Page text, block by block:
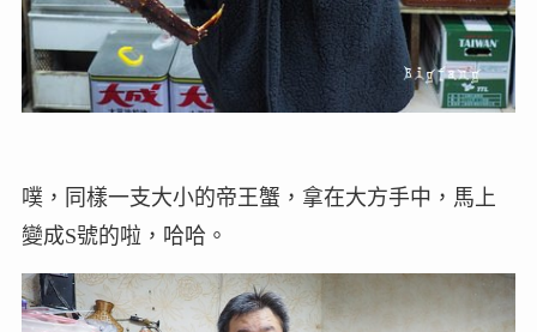
噗，同樣一支大小的帝王蟹，拿在大方手中，馬上
變成S號的啦，哈哈。